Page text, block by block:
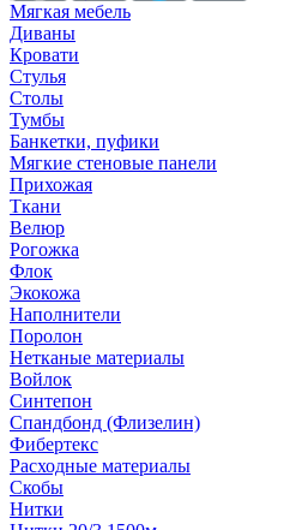
Мягкая мебель
Диваны
Кровати
Стулья
Столы
Тумбы
Банкетки, пуфики
Мягкие стеновые панели
Прихожая
Ткани
Велюр
Рогожка
Флок
Экокожа
Наполнители
Поролон
Нетканые материалы
Войлок
Синтепон
Спандбонд (Флизелин)
Фибертекс
Расходные материалы
Скобы
Нитки